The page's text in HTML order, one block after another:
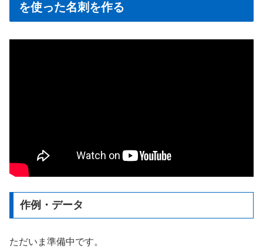
を使った名刺を作る
作例・データ
ただいま準備中です。